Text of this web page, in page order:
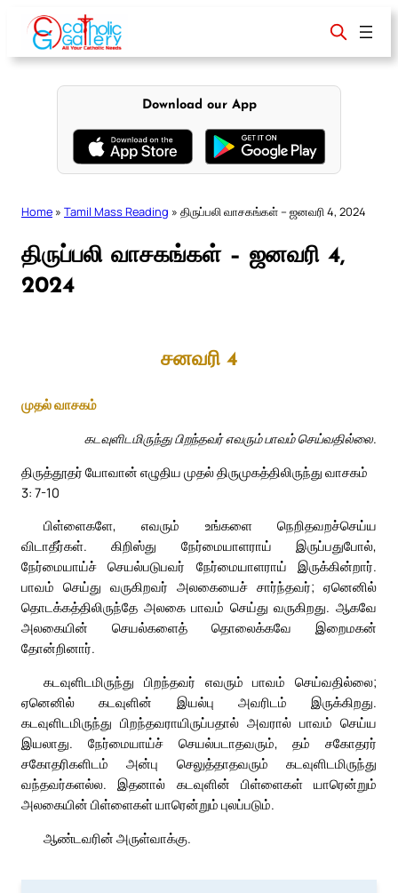
content
Download our App
Home » Tamil Mass Reading » திருப்பலி வாசகங்கள் – ஜனவரி 4, 2024
திருப்பலி வாசகங்கள் – ஜனவரி 4,
2024
சனவரி 4
முதல் வாசகம்
கடவுளிடமிருந்து பிறந்தவர் எவரும் பாவம் செய்வதில்லை.
திருத்தூதர் யோவான் எழுதிய முதல் திருமுகத்திலிருந்து வாசகம்
3: 7-10
பிள்ளைகளே, எவரும் உங்களை நெறிதவறச்செய்ய
விடாதீர்கள். கிறிஸ்து நேர்மையாளராய் இருப்பதுபோல்,
நேர்மையாய்ச் செயல்படுபவர் நேர்மையாளராய் இருக்கின்றார்.
பாவம் செய்து வருகிறவர் அலகையைச் சார்ந்தவர்; ஏனெனில்
தொடக்கத்திலிருந்தே அலகை பாவம் செய்து வருகிறது. ஆகவே
அலகையின் செயல்களைத் தொலைக்கவே இறைமகன்
தோன்றினார்.
கடவுளிடமிருந்து பிறந்தவர் எவரும் பாவம் செய்வதில்லை;
ஏனெனில் கடவுளின் இயல்பு அவரிடம் இருக்கிறது.
கடவுளிடமிருந்து பிறந்தவராயிருப்பதால் அவரால் பாவம் செய்ய
இயலாது. நேர்மையாய்ச் செயல்படாதவரும், தம் சகோதரர்
சகோதரிகளிடம் அன்பு செலுத்தாதவரும் கடவுளிடமிருந்து
வந்தவர்களல்ல. இதனால் கடவுளின் பிள்ளைகள் யாரென்றும்
அலகையின் பிள்ளைகள் யாரென்றும் புலப்படும்.
ஆண்டவரின் அருள்வாக்கு.